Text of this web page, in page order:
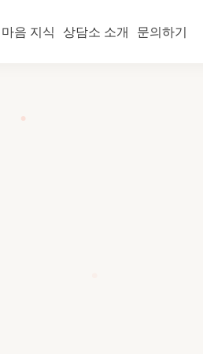
마음 지식 상담소 소개 문의하기